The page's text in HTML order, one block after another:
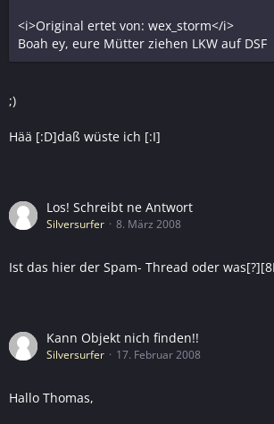
<i>Original ertet von: wex_storm</i>
Boah ey, eure Mütter ziehen LKW auf DSF
;)
Hää [:D]daß wüste ich [:I]
Los! Schreibt ne Antwort
Silversurfer 8. März 2008
Ist das hier der Spam- Thread oder
Kann Objekt nich finden!!
Silversurfer 17. Februar 2008
Hallo Thomas,